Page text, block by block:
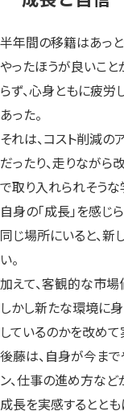
半年間の移籍はあっと
やったほうが良いこ
らず、心身ともに疲労
あった。
それは、コスト削減の
だったり、走りながら
で取り入れられそうな
自身の「成長」を感じ
同じ場所にいると、
い。
加えて、客観的な市場
しかし新たな環境に
しているのかを改めて
後藤は、自身が今まで
ン、仕事の進め方など
成長を実感するととも